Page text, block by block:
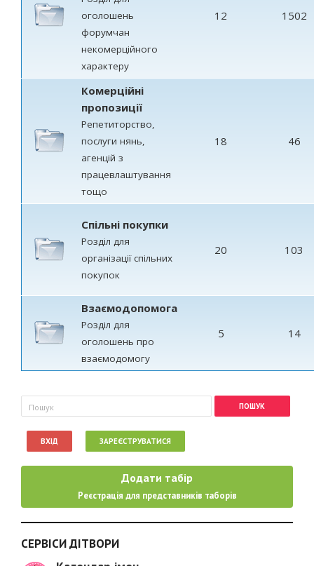
оголошень
форумчан
некомерційного
характеру
12 1502
Комерційні
пропозиції
Репетиторство,
послуги нянь,
агенцій з
працевлаштування
тощо
18 46
Спільні покупки
Розділ для
організації спільних
покупок
20 103
Взаємодопомога
Розділ для
оголошень про
взаємодомогу
5 14
Пошукова форма
Пошук
ВХІД ЗАРЕЄСТРУВАТИСЯ
Додати табір
Реєстрація для представників таборів
СЕРВІСИ ДІТВОРИ